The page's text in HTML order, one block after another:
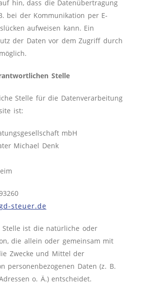
hin, dass die Datenübertragung
bei der Kommunikation per E-
aufweisen kann. Ein
der Daten vor dem Zugriff durch
Stelle
Stelle für die Datenverarbeitung
ist:
mbH
Michael Denk
steuer.de
Stelle ist die natürliche oder
die allein oder gemeinsam mit
Zwecke und Mittel der
personenbezogenen Daten (z. B.
o. Ä.) entscheidet.